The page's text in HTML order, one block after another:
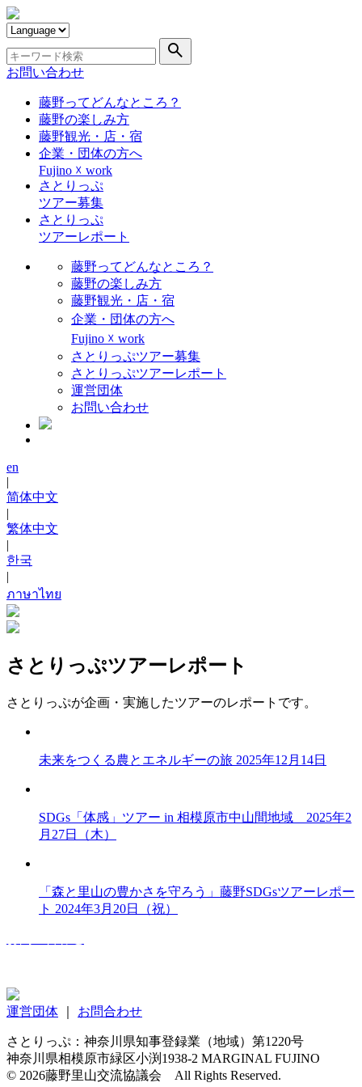
search
お問い合わせ
藤野ってどんなところ？
藤野の楽しみ方
藤野観光・店・宿
企業・団体の方へ
Fujino ☓ work
さとりっぷ
ツアー募集
さとりっぷ
ツアーレポート
藤野ってどんなところ？
藤野の楽しみ方
藤野観光・店・宿
企業・団体の方へ
Fujino ☓ work
さとりっぷツアー募集
さとりっぷツアーレポート
運営団体
お問い合わせ
en
|
简体中文
|
繁体中文
|
한국
|
ภาษาไทย
さとりっぷツアーレポート
さとりっぷが企画・実施したツアーのレポートです。
未来をつくる農とエネルギーの旅 2025年12月14日
SDGs「体感」ツアー in 相模原市中山間地域 2025年2
月27日（木）
「森と里山の豊かさを守ろう」藤野SDGsツアーレポー
ト 2024年3月20日（祝）
運営団体 お問合わせ
さとりっぷ：神奈川県知事登録業（地域）第1220号
神奈川県相模原市緑区小渕1938-2 MARGINAL FUJINO
© 2026藤野里山交流協議会 All Rights Reserved.